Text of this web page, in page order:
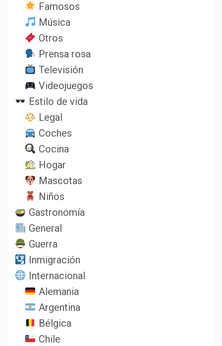
Famosos
Música
Otros
Prensa rosa
Televisión
Videojuegos
Estilo de vida
Legal
Coches
Cocina
Hogar
Mascotas
Niños
Gastronomía
General
Guerra
Inmigración
Internacional
Alemania
Argentina
Bélgica
Chile